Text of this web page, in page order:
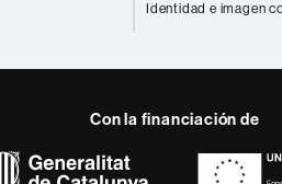
Identidad e imagen
Con la financiación de